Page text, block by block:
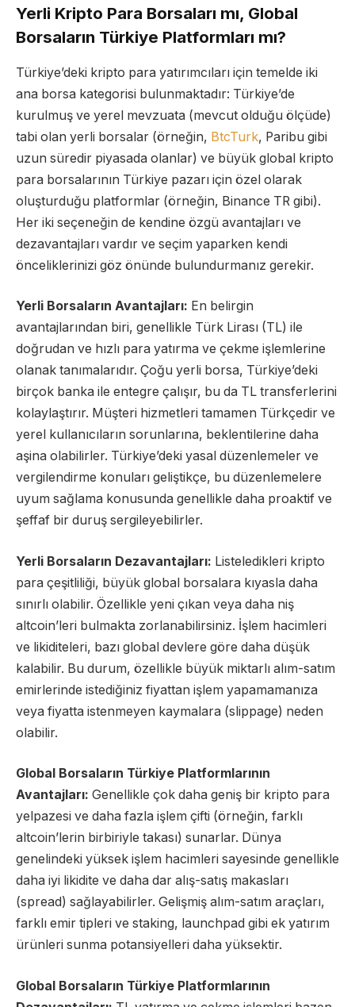
Yerli Kripto Para Borsaları mı, Global
Borsaların Türkiye Platformları mı?
Türkiye’deki kripto para yatırımcıları için temelde iki
ana borsa kategorisi bulunmaktadır: Türkiye’de
kurulmuş ve yerel mevzuata (mevcut olduğu ölçüde)
tabi olan yerli borsalar (örneğin, BtcTurk, Paribu gibi
uzun süredir piyasada olanlar) ve büyük global kripto
para borsalarının Türkiye pazarı için özel olarak
oluşturduğu platformlar (örneğin, Binance TR gibi).
Her iki seçeneğin de kendine özgü avantajları ve
dezavantajları vardır ve seçim yaparken kendi
önceliklerinizi göz önünde bulundurmanız gerekir.
Yerli Borsaların Avantajları: En belirgin
avantajlarından biri, genellikle Türk Lirası (TL) ile
doğrudan ve hızlı para yatırma ve çekme işlemlerine
olanak tanımalarıdır. Çoğu yerli borsa, Türkiye’deki
birçok banka ile entegre çalışır, bu da TL transferlerini
kolaylaştırır. Müşteri hizmetleri tamamen Türkçedir ve
yerel kullanıcıların sorunlarına, beklentilerine daha
aşina olabilirler. Türkiye’deki yasal düzenlemeler ve
vergilendirme konuları geliştikçe, bu düzenlemelere
uyum sağlama konusunda genellikle daha proaktif ve
şeffaf bir duruş sergileyebilirler.
Yerli Borsaların Dezavantajları: Listeledikleri kripto
para çeşitliliği, büyük global borsalara kıyasla daha
sınırlı olabilir. Özellikle yeni çıkan veya daha niş
altcoin’leri bulmakta zorlanabilirsiniz. İşlem hacimleri
ve likiditeleri, bazı global devlere göre daha düşük
kalabilir. Bu durum, özellikle büyük miktarlı alım-satım
emirlerinde istediğiniz fiyattan işlem yapamamanıza
veya fiyatta istenmeyen kaymalara (slippage) neden
olabilir.
Global Borsaların Türkiye Platformlarının
Avantajları: Genellikle çok daha geniş bir kripto para
yelpazesi ve daha fazla işlem çifti (örneğin, farklı
altcoin’lerin birbiriyle takası) sunarlar. Dünya
genelindeki yüksek işlem hacimleri sayesinde genellikle
daha iyi likidite ve daha dar alış-satış makasları
(spread) sağlayabilirler. Gelişmiş alım-satım araçları,
farklı emir tipleri ve staking, launchpad gibi ek yatırım
ürünleri sunma potansiyelleri daha yüksektir.
Global Borsaların Türkiye Platformlarının